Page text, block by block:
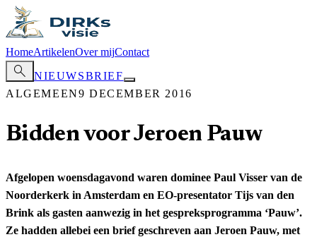
HomeArtikelenOver mijContact
search
NIEUWSBRIEF
ALGEMEEN9 DECEMBER 2016
Bidden voor Jeroen Pauw
Afgelopen woensdagavond waren dominee Paul Visser van de
Noorderkerk in Amsterdam en EO-presentator Tijs van den
Brink als gasten aanwezig in het gespreksprogramma ‘Pauw’.
Ze hadden allebei een brief geschreven aan Jeroen Pauw, met